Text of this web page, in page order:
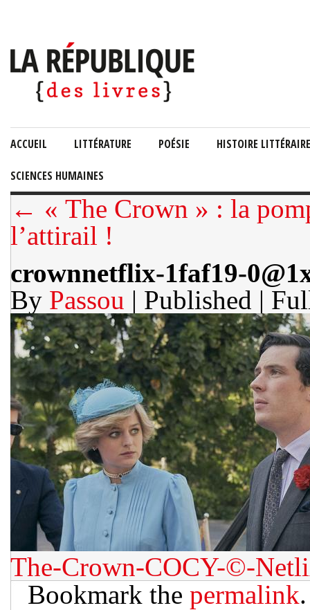
ACCUEIL LITTÉRATURE POÉSIE HISTOIRE LITTÉRAIRE
SCIENCES HUMAINES
← « The Crown » : la
l’attirail !
crownnetflix-1faf19-
By Passou | Published |
The-Crown-COCY-©-
Bookmark the permalink.